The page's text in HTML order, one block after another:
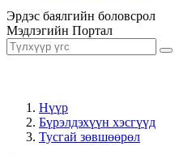
Эрдэс баялгийн боловсрол
Мэдлэгийн Портал
Нүүр
Бүрэлдэхүүн хэсгүүд
Тусгай зөвшөөрөл